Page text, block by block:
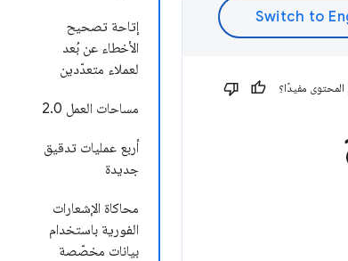
إتاحة تصحيح
الأخطاء عن بُعد
لعملاء متعدّدين
مساحات العمل 2.0
أربع عمليات تدقيق
جديدة
محاكاة الإشعارات
الفورية باستخدام
بيانات مخصّصة
مفيدًا؟